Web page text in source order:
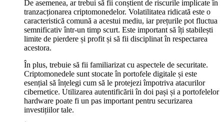
De asemenea, ar trebui să fii conștient de riscurile implicate în
tranzacționarea criptomonedelor. Volatilitatea ridicată este o
caracteristică comună a acestui mediu, iar prețurile pot fluctua
semnificativ într-un timp scurt. Este important să îți stabilești
limite de pierdere și profit și să fii disciplinat în respectarea
acestora.
În plus, trebuie să fii familiarizat cu aspectele de securitate.
Criptomonedele sunt stocate în portofele digitale și este
esențial să înțelegi cum să le protejezi împotriva atacurilor
cibernetice. Utilizarea autentificării în doi pași și a portofelelor
hardware poate fi un pas important pentru securizarea
investițiilor tale.